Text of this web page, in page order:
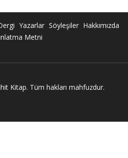
Yazarlar Söyleşiler Hakkımızda
Metni
Kitap. Tüm hakları mahfuzdur.